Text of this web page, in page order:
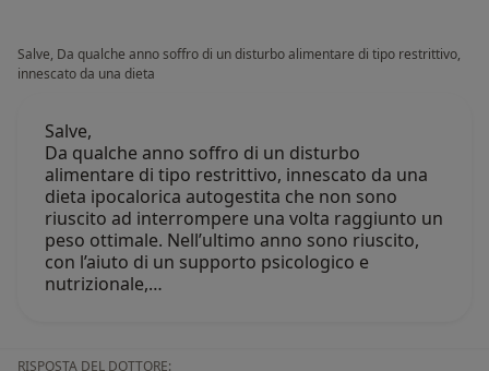
Salve, Da qualche anno soffro di un disturbo alimentare di tipo restrittivo,
innescato da una dieta
Salve,
Da qualche anno soffro di un disturbo
alimentare di tipo restrittivo, innescato da una
dieta ipocalorica autogestita che non sono
riuscito ad interrompere una volta raggiunto un
peso ottimale. Nell’ultimo anno sono riuscito,
con l’aiuto di un supporto psicologico e
nutrizionale,…
RISPOSTA DEL DOTTORE: